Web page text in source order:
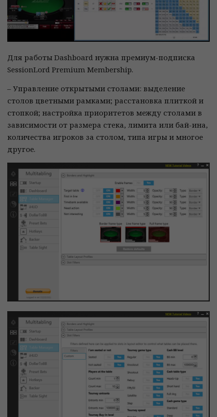
Для работы Dashboard нужна премиум-подписка
SessionLord Premium Membership.
– Управление открытыми столами: выделение
столов цветными рамками; расстановка плиткой и
стопкой; настройка приоритетов между столами в
зависимости от размера стека, лимита или бай-ина,
количества игроков за столом, типа игры и многое
другое.